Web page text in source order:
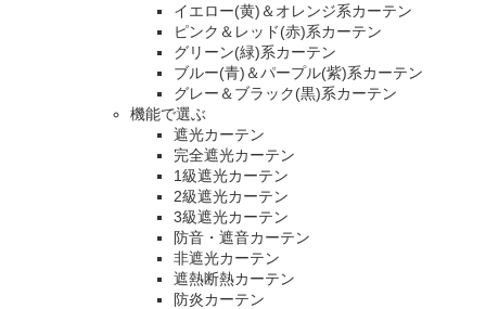
イエロー(黄)＆オレンジ系カーテン
ピンク＆レッド(赤)系カーテン
グリーン(緑)系カーテン
ブルー(青)＆パープル(紫)系カーテン
グレー＆ブラック(黒)系カーテン
機能で選ぶ
遮光カーテン
完全遮光カーテン
1級遮光カーテン
2級遮光カーテン
3級遮光カーテン
防音・遮音カーテン
非遮光カーテン
遮熱断熱カーテン
防炎カーテン